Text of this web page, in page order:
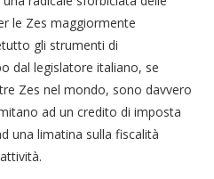
le Zes maggiormente
gli strumenti di
dal legislatore italiano, se
Zes nel mondo, sono davvero
ad un credito di imposta
una limatina sulla fiscalità